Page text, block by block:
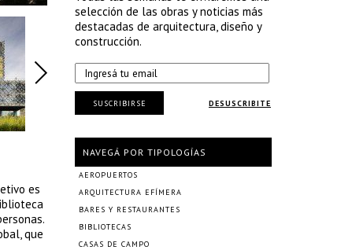
es
que
selección de las obras y noticias más
destacadas de arquitectura, diseño y
construcción.
DESUSCRIBITE
SUSCRIBIRSE
NAVEGÁ POR TIPOLOGÍAS
AEROPUERTOS
ARQUITECTURA EFÍMERA
BARES Y RESTAURANTES
BIBLIOTECAS
CASAS DE CAMPO